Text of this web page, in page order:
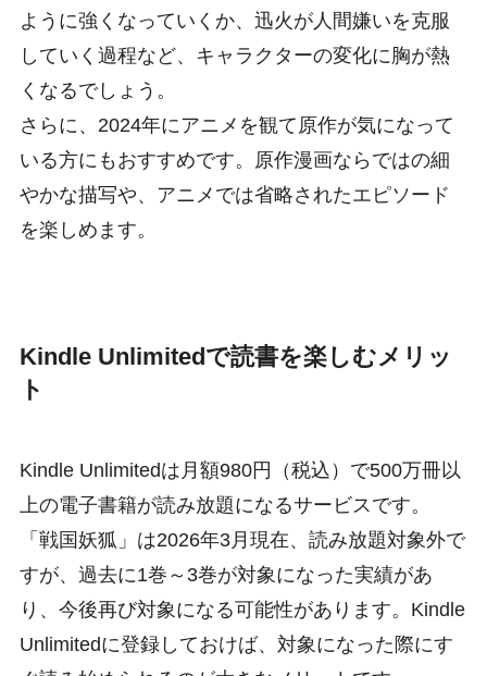
ように強くなっていくか、迅火が人間嫌いを克服
していく過程など、キャラクターの変化に胸が熱
くなるでしょう。
さらに、2024年にアニメを観て原作が気になって
いる方にもおすすめです。原作漫画ならではの細
やかな描写や、アニメでは省略されたエピソード
を楽しめます。
Kindle Unlimitedで読書を楽しむメリッ
ト
Kindle Unlimitedは月額980円（税込）で500万冊以
上の電子書籍が読み放題になるサービスです。
「戦国妖狐」は2026年3月現在、読み放題対象外で
すが、過去に1巻～3巻が対象になった実績があ
り、今後再び対象になる可能性があります。Kindle
Unlimitedに登録しておけば、対象になった際にす